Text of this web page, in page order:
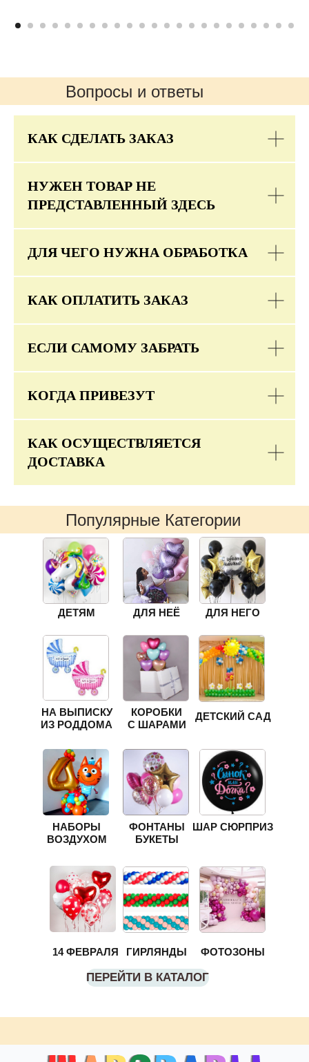
Вопросы и ответы
КАК СДЕЛАТЬ ЗАКАЗ
НУЖЕН ТОВАР НЕ
ПРЕДСТАВЛЕННЫЙ ЗДЕСЬ
ДЛЯ ЧЕГО НУЖНА ОБРАБОТКА
КАК ОПЛАТИТЬ ЗАКАЗ
ЕСЛИ САМОМУ ЗАБРАТЬ
КОГДА ПРИВЕЗУТ
КАК ОСУЩЕСТВЛЯЕТСЯ
ДОСТАВКА
Популярные Категории
ФОНТАНЫ
БУКЕТЫ
ДЛЯ НЕЁ ДЛЯ НЕГО
ДЕТЯМ
НА ВЫПИСКУ
ИЗ РОДДОМА
ШАР СЮРПРИЗ
ГИРЛЯНДЫ
ПЕРЕЙТИ В КАТАЛОГ
ФОТОЗОНЫ
КОРОБКИ
С ШАРАМИ
14 ФЕВРАЛЯ
НАБОРЫ
ВОЗДУХОМ
ДЕТСКИЙ САД